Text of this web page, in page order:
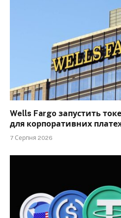
Wells Fargo запустить
для корпоративних
7 Серпня 2026